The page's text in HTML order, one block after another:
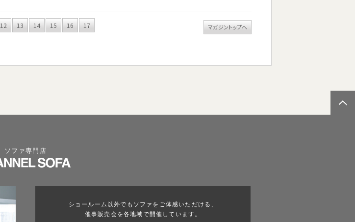
12 13 14 15 16
17
マガジントップへ
ソファ専門店
ショールーム以外でもソファをご体感いただける、
催事販売会を各地域で開催しています。